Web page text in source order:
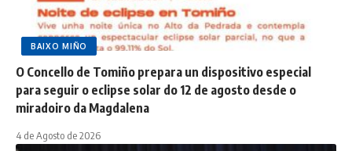
BAIXO MIÑO
O Concello de Tomiño prepara un dispositivo especial
para seguir o eclipse solar do 12 de agosto desde o
miradoiro da Magdalena
4 de Agosto de 2026